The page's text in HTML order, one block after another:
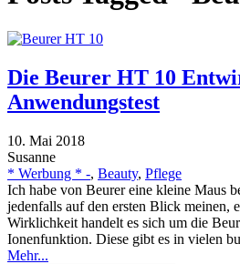
Die Beurer HT 10
Anwendungstest
10. Mai 2018
Susanne
* Werbung * -, Beauty, Pflege
Ich habe von Beurer eine kleine Maus
jedenfalls auf den ersten Blick meinen,
Wirklichkeit handelt es sich um die
Ionenfunktion. Diese gibt es in vielen
Mehr...